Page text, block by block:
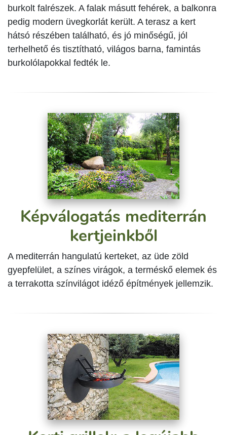
burkolt falrészek. A falak másutt fehérek, a balkonra
pedig modern üvegkorlát került. A terasz a kert
hátsó részében található, és jó minőségű, jól
terhelhető és tisztítható, világos barna, famintás
burkolólapokkal fedték le.
Képválogatás mediterrán
kertjeinkből
A mediterrán hangulatú kerteket, az üde zöld
gyepfelület, a színes virágok, a terméskő elemek és
a terrakotta színvilágot idéző építmények jellemzik.